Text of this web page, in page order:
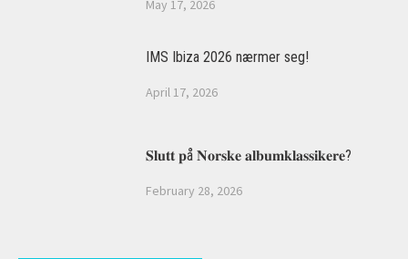
May 17, 2026
IMS Ibiza 2026 nærmer seg!
April 17, 2026
𝐒𝐥𝐮𝐭𝐭 𝐩å 𝐍𝐨𝐫𝐬𝐤𝐞 𝐚𝐥𝐛𝐮𝐦𝐤𝐥𝐚𝐬𝐬𝐢𝐤𝐞𝐫𝐞?
February 28, 2026